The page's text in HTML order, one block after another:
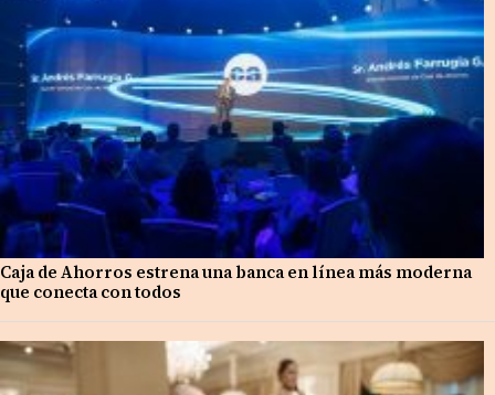
Caja de Ahorros estrena una banca en línea más moderna
que conecta con todos